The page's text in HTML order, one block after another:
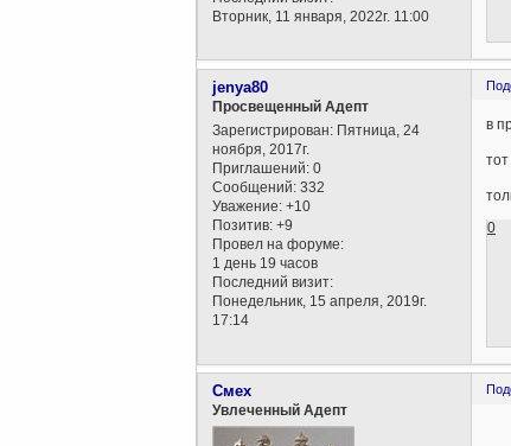
Вторник, 11 января, 2022г. 11:00
jenya80
Просвещенный Адепт
Зарегистрирован: Пятница, 24
ноября, 2017г.
Приглашений: 0
Сообщений: 332
Уважение: +10
Позитив: +9
Провел на форуме:
1 день 19 часов
Последний визит:
Понедельник, 15 апреля, 2019г.
17:14
в
0
Смех
Увлеченный Адепт